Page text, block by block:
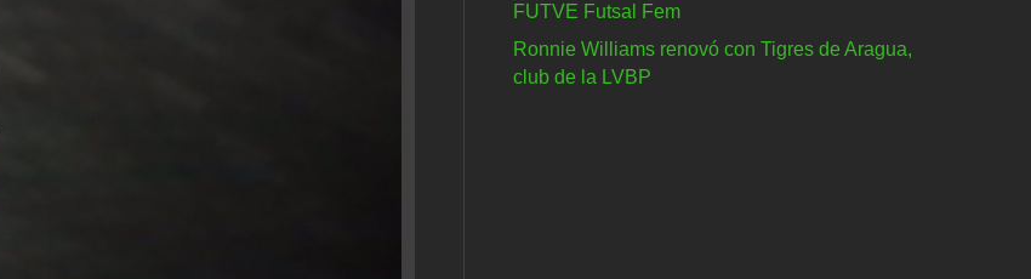
FUTVE Futsal Fem
Ronnie Williams renovó con Tigres de Aragua,
club de la LVBP